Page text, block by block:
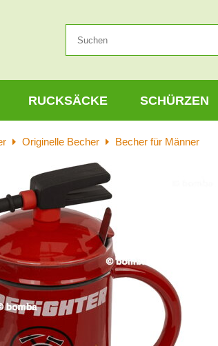
RUCKSÄCKE SCHÜRZEN
Originelle Becher Becher für Männer